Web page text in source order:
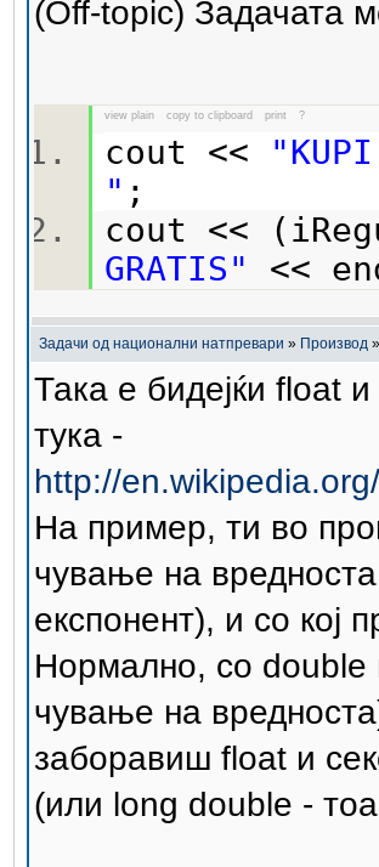
(Off-topic) Задачата
view plain copy to clipboard print ?
cout <<
" ;
cout <<
GRATIS"
<<
Задачи од национални натпревари » Производ »
Така е бидејќи float
тука -
http://
На пример, ти во
чување на
експонент), и со кој
Нормално, со double
чување на
заборавиш float и
(или long double -